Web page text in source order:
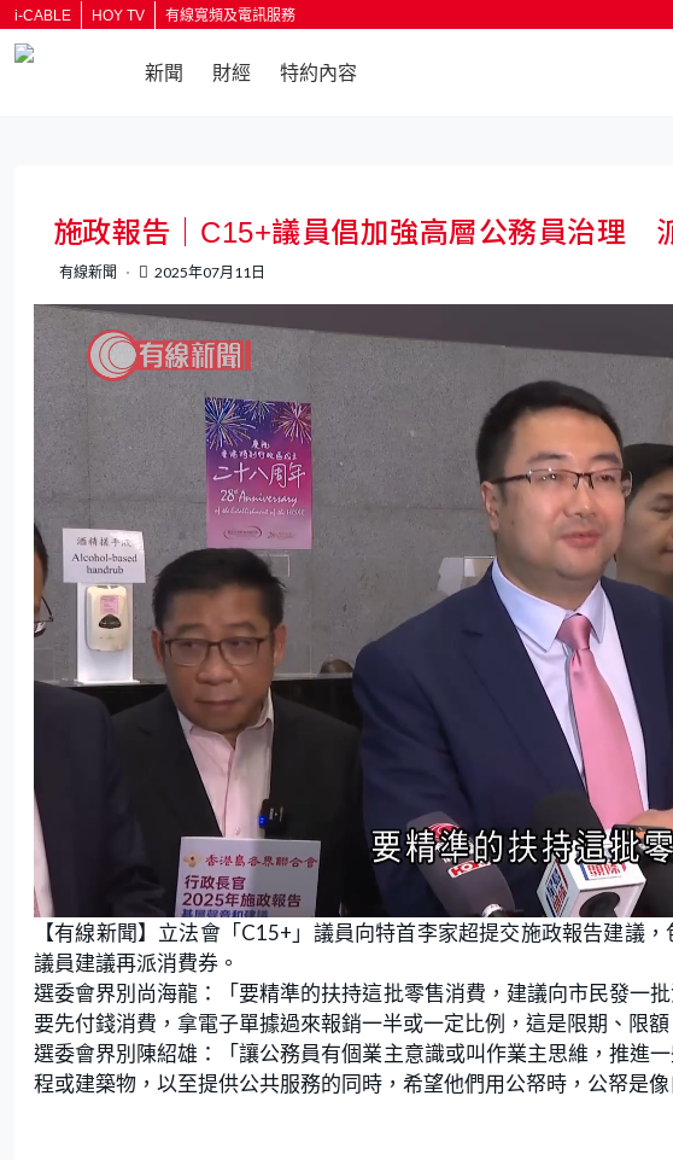
i-CABLE HOY TV 有線寬頻及電訊服務
新聞 財經 特約內容
施政報告｜C15+議員倡加強高層公務員治理
有線新聞 2025年07月11日
n
m
u
t
e
L
a
3
8
1
0
%
【有線新聞】立法會「C15+」議員向特首李家超提交施政報告建議
議員建議再派消費券。
選委會界別尚海龍：「要精準的扶持這批零售消費，建議向市民發一
要先付錢消費，拿電子單據過來報銷一半或一定比例，這是限期、限額
選委會界別陳紹雄：「讓公務員有個業主意識或叫作業主思維，推進
程或建築物，以至提供公共服務的同時，希望他們用公帑時，公帑是